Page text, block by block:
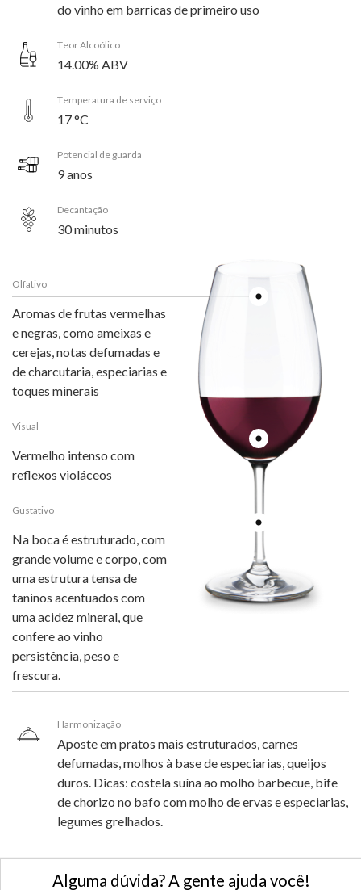
do vinho em barricas de primeiro uso
Teor Alcoólico
14.00% ABV
Temperatura de serviço
17 °C
Potencial de guarda
9 anos
Decantação
30 minutos
Olfativo
Aromas de frutas vermelhas
e negras, como ameixas e
cerejas, notas defumadas e
de charcutaria, especiarias e
toques minerais
Visual
Vermelho intenso com
reflexos violáceos
Gustativo
Na boca é estruturado, com
grande volume e corpo, com
uma estrutura tensa de
taninos acentuados com
uma acidez mineral, que
confere ao vinho
persistência, peso e
frescura.
Harmonização
Aposte em pratos mais estruturados, carnes
defumadas, molhos à base de especiarias, queijos
duros. Dicas: costela suína ao molho barbecue, bife
de chorizo no bafo com molho de ervas e especiarias,
legumes grelhados.
Alguma dúvida? A gente ajuda você!